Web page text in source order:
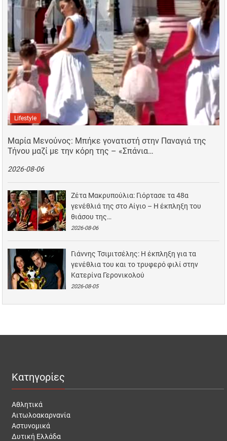
Lifestyle
Μαρία Μενούνος: Μπήκε γονατιστή στην Παναγιά της
Τήνου μαζί με την κόρη της – «Σπάνια…
2026-08-06
Ζέτα Μακρυπούλια: Γιόρτασε τα 48α
γενέθλιά της στο Αίγιο – Η έκπληξη του
θιάσου της…
2026-08-06
Γιάννης Τσιμιτσέλης: Η έκπληξη για τα
γενέθλια του και το τρυφερό φιλί στην
Κατερίνα Γερονικολού
2026-08-05
Κατηγορίες
Αθλητικά
Αιτωλοακαρνανία
Αστυνομικά
Δυτική Ελλάδα